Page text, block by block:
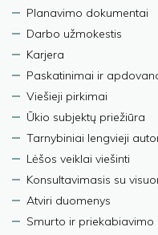
Planavimo dokumentai
Darbo užmokestis
Karjera
Paskatinimai ir
Viešieji pirkimai
Ūkio subjektų priežiūra
Tarnybiniai lengvieji
Lėšos veiklai viešinti
Konsultavimasis su
Atviri duomenys
Smurto ir priekabiavimo